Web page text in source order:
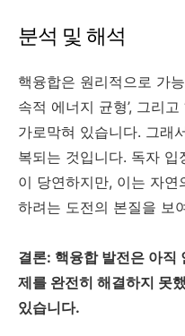
분석 및 해석
핵융합은 원리적으로 가능
속적 에너지 균형’, 그리
가로막혀 있습니다. 그래
복되는 것입니다. 독자 입
이 당연하지만, 이는 자
하려는 도전의 본질을 보
결론: 핵융합 발전은 아직
제를 완전히 해결하지 못
있습니다.